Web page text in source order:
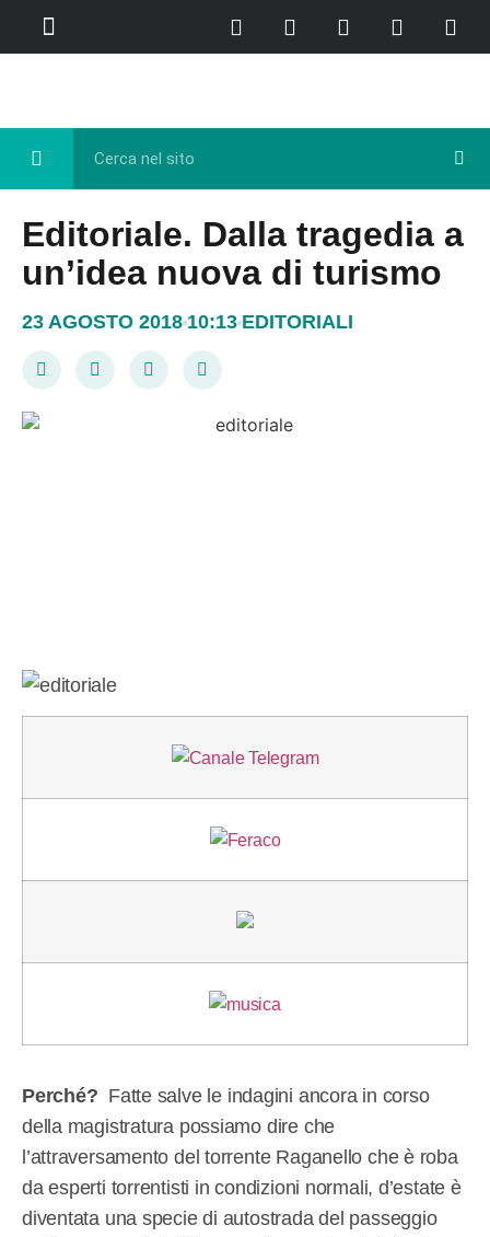
Editoriale. Dalla tragedia a
un’idea nuova di turismo
23 AGOSTO 2018 10:13 EDITORIALI
Perché? Fatte salve le indagini ancora in corso
della magistratura possiamo dire che
l’attraversamento del torrente Raganello che è roba
da esperti torrentisti in condizioni normali, d’estate è
diventata una specie di autostrada del passeggio